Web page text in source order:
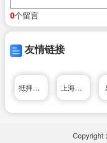
0个留言
友情链接
抵押车交易网 上海大众搬家服务有限公司
Copyright